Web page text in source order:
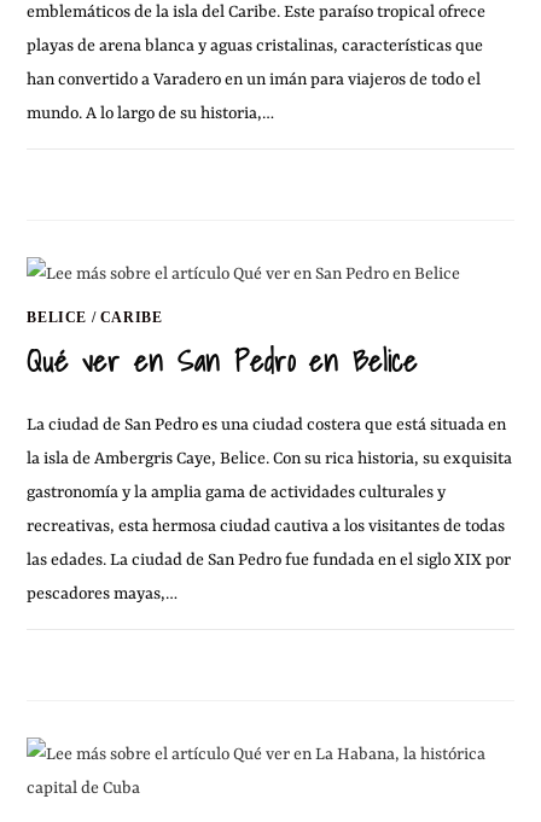
emblemáticos de la isla del Caribe. Este paraíso tropical ofrece
playas de arena blanca y aguas cristalinas, características que
han convertido a Varadero en un imán para viajeros de todo el
mundo. A lo largo de su historia,…
BELICE / CARIBE
Qué ver en San Pedro en Belice
La ciudad de San Pedro es una ciudad costera que está situada en
la isla de Ambergris Caye, Belice. Con su rica historia, su exquisita
gastronomía y la amplia gama de actividades culturales y
recreativas, esta hermosa ciudad cautiva a los visitantes de todas
las edades. La ciudad de San Pedro fue fundada en el siglo XIX por
pescadores mayas,…